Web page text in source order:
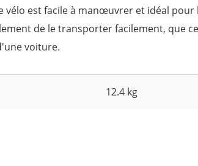
vélo est facile à manœuvrer et idéal pour
de le transporter facilement, que
voiture.
12.4 kg